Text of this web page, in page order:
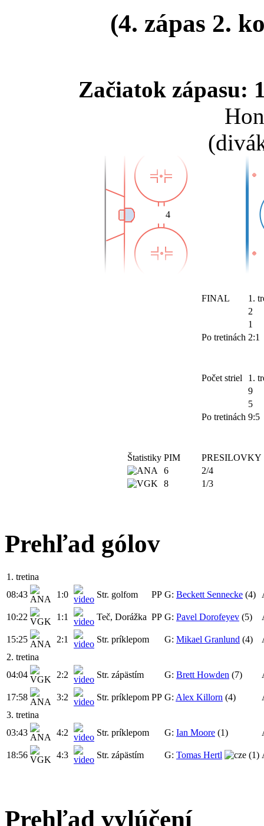
(4. zápas 2.
Začiatok zápasu:
4
FINAL
1.
2
1
Po tretinách 2:1
Počet striel
1.
9
5
Po tretinách 9:5
Štatistiky PIM
PRESILOVKY
6
2/4
8
1/3
Prehľad gólov
1. tretina
08:43
1:0 Str. golfom PP G: Beckett Sennecke (4)
10:22 1:1 Teč, Dorážka PP G: Pavel Dorofeyev (5)
15:25 2:1 Str. príklepom G: Mikael Granlund (4)
2. tretina
04:04
2:2 Str. zápästím G: Brett Howden (7)
17:58 3:2 Str. príklepom PP G: Alex Killorn (4)
3. tretina
03:43
4:2 Str. príklepom G: Ian Moore (1)
18:56 4:3 Str. zápästím G: Tomas Hertl (1)
Prehľad vylúčení